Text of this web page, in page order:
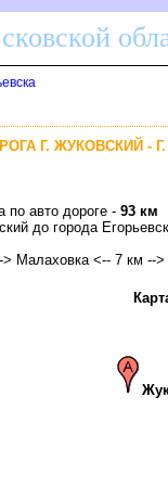
Г. ЖУКОВСКИЙ -
по авто дороге - 93 км
до города
Малаховка <-- 7 км -->